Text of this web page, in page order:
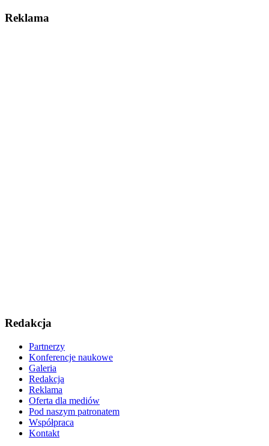
Reklama
Redakcja
Partnerzy
Konferencje naukowe
Galeria
Redakcja
Reklama
Oferta dla mediów
Pod naszym patronatem
Współpraca
Kontakt